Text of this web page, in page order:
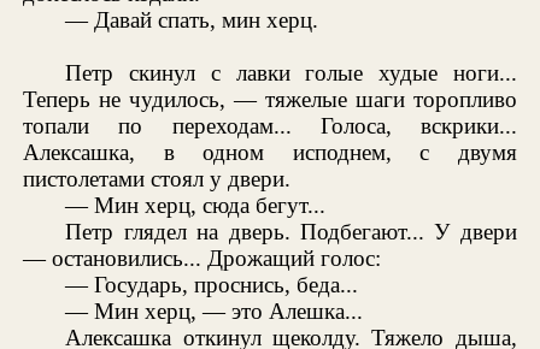
— Давай спать, мин херц.
Петр скинул с лавки голые худые ноги...
Теперь не чудилось, — тяжелые шаги торопливо
топали по переходам... Голоса, вскрики...
Алексашка, в одном исподнем, с двумя
пистолетами стоял у двери.
— Мин херц, сюда бегут...
Петр глядел на дверь. Подбегают... У двери
— остановились... Дрожащий голос:
— Государь, проснись, беда...
— Мин херц, — это Алешка...
Алексашка откинул щеколду. Тяжело дыша,